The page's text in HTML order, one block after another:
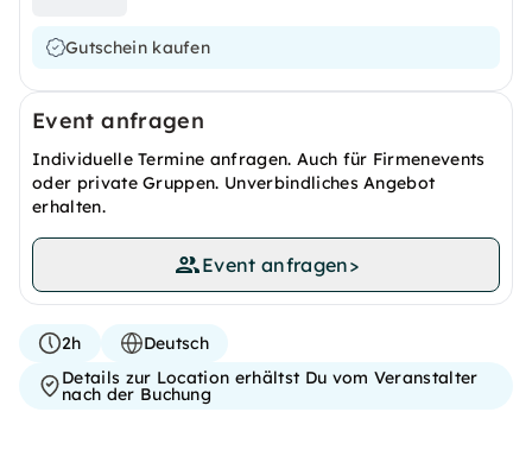
Gutschein kaufen
Event anfragen
Individuelle Termine anfragen. Auch für Firmenevents
oder private Gruppen. Unverbindliches Angebot
erhalten.
Event anfragen>
2h
Deutsch
Details zur Location erhältst Du vom Veranstalter
nach der Buchung